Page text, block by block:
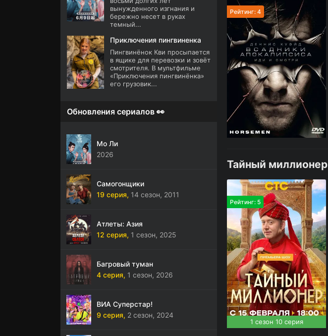
Рейтинг: 4
Тайный миллионер
Рейтинг: 5
1 сезон 10 серия
вынужденного изгнания и
бережно несет в руках
темный...
Приключения пингвиненка
Пингвинёнок Кви просыпается
в ящике для перевозки и зовёт
смотрителя. В мультфильме
«Приключения пингвинёнка»
его грузовик...
Обновления сериалов 👀
Мо Ли
2026
Самогонщики
19 серия, 14 сезон, 2011
Атлеты: Азия
12 серия, 1 сезон, 2025
Багровый туман
4 серия, 1 сезон, 2026
ВИА Суперстар!
9 серия, 2 сезон, 2024